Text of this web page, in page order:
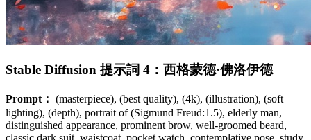
Stable Diffusion 提示詞 4：西格蒙德·佛洛伊德
Prompt： (masterpiece), (best quality), (4k), (illustration), (soft
lighting), (depth), portrait of (Sigmund Freud:1.5), elderly man,
distinguished appearance, prominent brow, well-groomed beard,
classic dark suit, waistcoat, pocket watch, contemplative pose, study